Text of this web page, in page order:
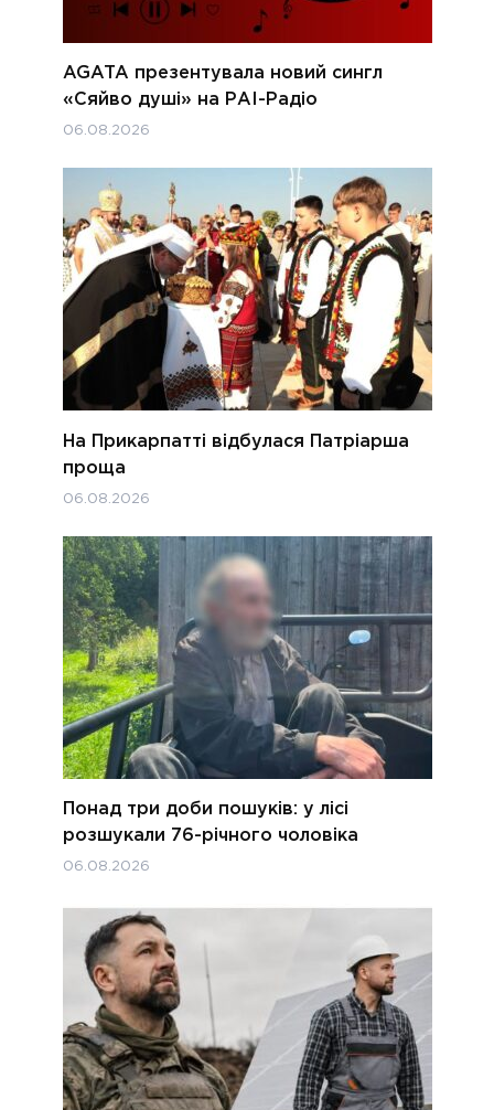
AGATA презентувала новий сингл
«Сяйво душі» на РАІ-Радіо
06.08.2026
На Прикарпатті відбулася Патріарша
проща
06.08.2026
Понад три доби пошуків: у лісі
розшукали 76-річного чоловіка
06.08.2026